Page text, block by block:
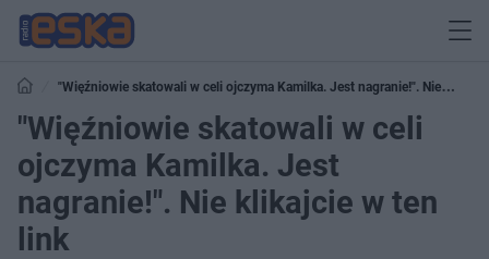
"Więźniowie skatowali w celi ojczyma Kamilka. Jest nagranie!". Nie
klikajcie w ten link
"Więźniowie skatowali w celi
ojczyma Kamilka. Jest
nagranie!". Nie klikajcie w ten
link